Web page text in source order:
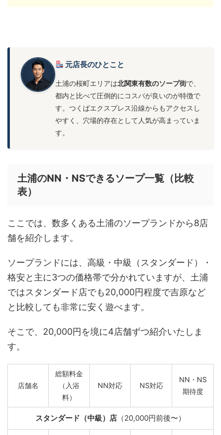
元店長のひとこと
土浦の桜町エリアは北関東有数のソープ街で、
都内と比べて圧倒的にコスパが良いのが特徴で
す。つくばエクスプレス沿線からもアクセスし
やすく、穴場的存在として人気が高まっていま
す。
土浦のNN・NSできるソープ一覧（比較
表）
ここでは、数多くある土浦のソープランドから8店
舗を紹介します。
ソープランドには、高級・中級（スタンダード）・
格安と主に3つの価格帯で分かれていますが、土浦
ではスタンダード店でも20,000円程度で吉原など
と比較しても非常に安く遊べます。
そこで、20,000円を境に4店舗ずつ紹介いたしま
す。
店舗名
総額料金
（入浴
料）
NN対応 NS対応
NN・NS
期待度
スタンダード（中級）店 （20,000円前後〜）